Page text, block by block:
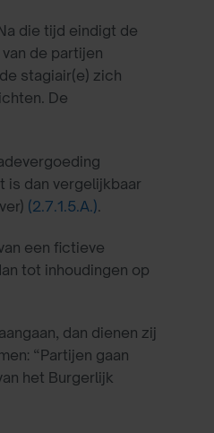
die tijd eindigt de
de partijen
stagiair(e) zich
De
is dan vergelijkbaar
(2.7.1.5.A.).
een fictieve
tot inhoudingen op
dan dienen zij
“Partijen gaan
het Burgerlijk